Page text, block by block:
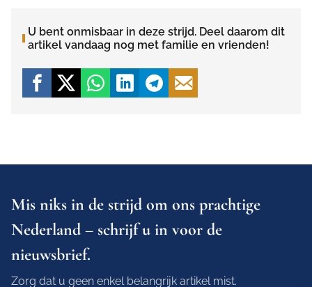
U bent onmisbaar in deze strijd. Deel daarom dit
artikel vandaag nog met familie en vrienden!
Mis niks in de strijd om ons prachtige
Nederland – schrijf u in voor de
nieuwsbrief.
Zorg dat u geen enkel belangrijk artikel mist.